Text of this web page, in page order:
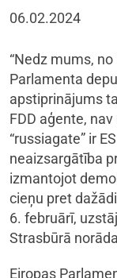
06.02.2024
“Nedz mums,
Parlamenta
apstiprinājums
FDD aģente,
“russiagate” ir
neaizsargātība
izmantojot
cieņu pret
6. februārī,
Strasbūrā
Eiropas